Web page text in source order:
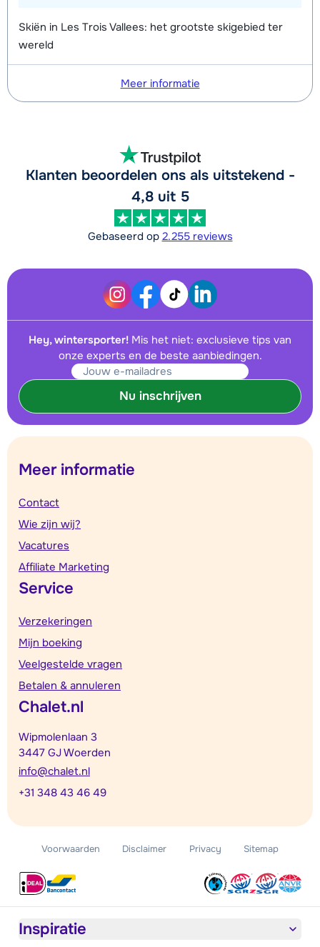
Skiën in Les Trois Vallees: het grootste skigebied ter
wereld
Meer informatie
Klanten beoordelen ons als uitstekend -
4,8 uit 5
Gebaseerd op 2.255 reviews
Hey, wintersporter! Mis het niet: exclusieve tips van
onze experts en de beste aanbiedingen.
Nu inschrijven
Meer informatie
Contact
Wie zijn wij?
Vacatures
Affiliate Marketing
Service
Verzekeringen
Mijn boeking
Veelgestelde vragen
Betalen & annuleren
Chalet.nl
Wipmolenlaan 3
3447 GJ Woerden
info@chalet.nl
+31 348 43 46 49
Voorwaarden Disclaimer Privacy Sitemap
Inspiratie